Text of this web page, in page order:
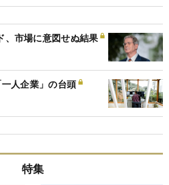
、市場に意図せぬ結果
人企業」の台頭
特集